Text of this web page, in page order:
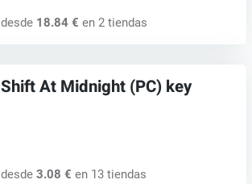
desde 18.84 € en 2 tiendas
Shift At Midnight (PC) key
desde 3.08 € en 13 tiendas